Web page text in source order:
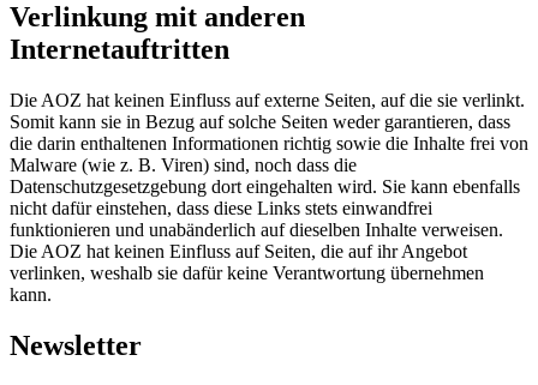
Verlinkung mit anderen
Internetauftritten
Die AOZ hat keinen Einfluss auf externe Seiten, auf die sie verlinkt.
Somit kann sie in Bezug auf solche Seiten weder garantieren, dass
die darin enthaltenen Informationen richtig sowie die Inhalte frei von
Malware (wie z. B. Viren) sind, noch dass die
Datenschutzgesetzgebung dort eingehalten wird. Sie kann ebenfalls
nicht dafür einstehen, dass diese Links stets einwandfrei
funktionieren und unabänderlich auf dieselben Inhalte verweisen.
Die AOZ hat keinen Einfluss auf Seiten, die auf ihr Angebot
verlinken, weshalb sie dafür keine Verantwortung übernehmen
kann.
Newsletter